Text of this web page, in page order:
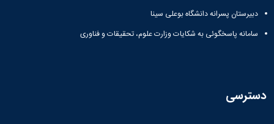
دبیرستان پسرانه دانشگاه بوعلی سینا
سامانه پاسخگوئی به شکایات وزارت علوم، تحقیقات و فناوری
دسترسی